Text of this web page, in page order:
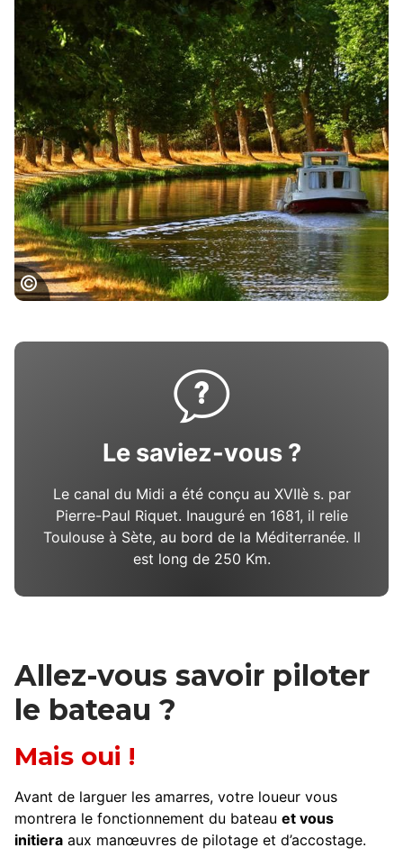
Le saviez-vous ?
Le canal du Midi a été conçu au XVIIè s. par
Pierre-Paul Riquet. Inauguré en 1681, il relie
Toulouse à Sète, au bord de la Méditerranée. Il
est long de 250 Km.
Allez-vous savoir piloter
le bateau ?
Mais oui !
Avant de larguer les amarres, votre loueur vous
montrera le fonctionnement du bateau et vous
initiera aux manœuvres de pilotage et d’accostage.